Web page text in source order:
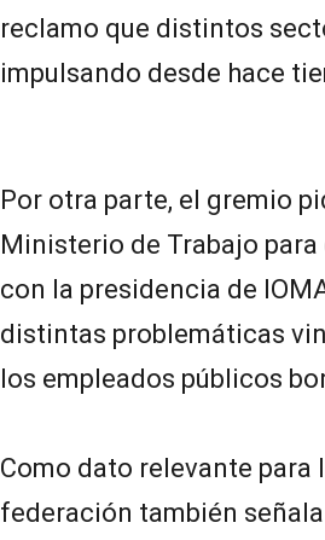
reclamo que distintos
impulsando desde hace
Por otra parte, el gremio
Ministerio de Trabajo
con la presidencia de
distintas problemáticas
los empleados públicos
Como dato relevante para
federación también